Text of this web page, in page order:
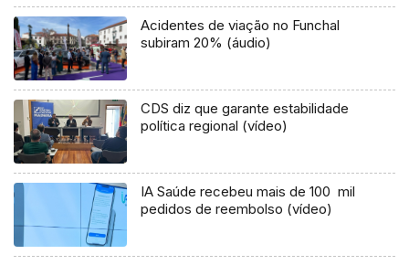
Acidentes de viação no Funchal
subiram 20% (áudio)
CDS diz que garante estabilidade
política regional (vídeo)
IA Saúde recebeu mais de 100 mil
pedidos de reembolso (vídeo)